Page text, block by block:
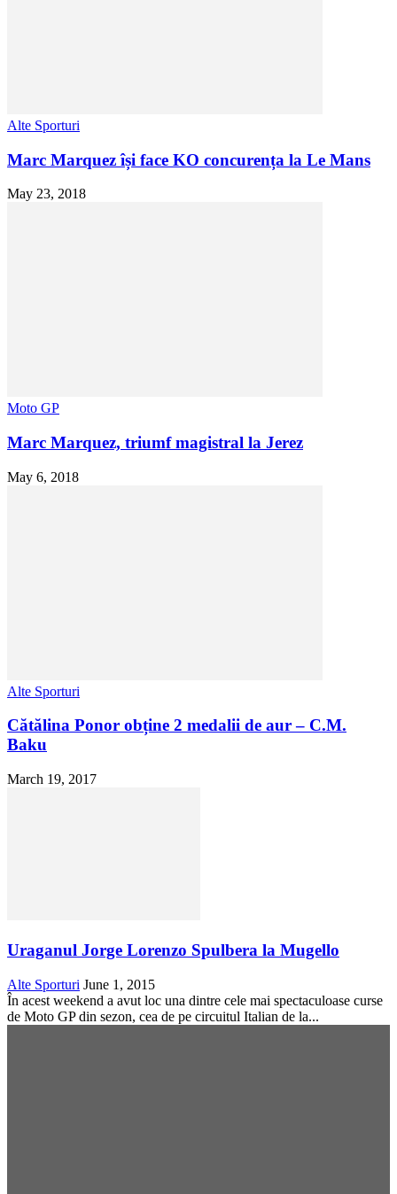
Alte Sporturi
Marc Marquez își face KO concurența la Le Mans
May 23, 2018
Moto GP
Marc Marquez, triumf magistral la Jerez
May 6, 2018
Alte Sporturi
Cătălina Ponor obține 2 medalii de aur – C.M.
Baku
March 19, 2017
Uraganul Jorge Lorenzo Spulbera la Mugello
Alte Sporturi June 1, 2015
În acest weekend a avut loc una dintre cele mai spectaculoase curse
de Moto GP din sezon, cea de pe circuitul Italian de la...